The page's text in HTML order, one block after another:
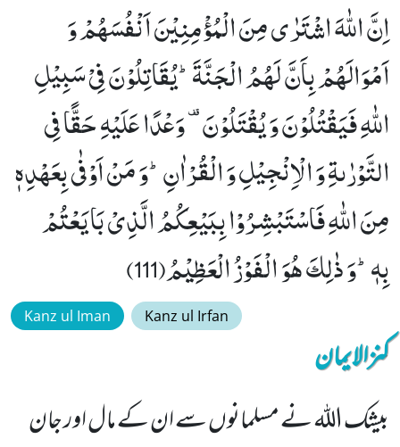
اِنَّ اللّٰهَ اشْتَرٰى مِنَ الْمُؤْمِنِیْنَ اَنْفُسَهُمْ وَ
اَمْوَالَهُمْ بِاَنَّ لَهُمُ الْجَنَّةَؕ-یُقَاتِلُوْنَ فِیْ سَبِیْلِ
اللّٰهِ فَیَقْتُلُوْنَ وَ یُقْتَلُوْنَ- وَعْدًا عَلَیْهِ حَقًّا فِی
التَّوْرٰىةِ وَ الْاِنْجِیْلِ وَ الْقُرْاٰنِؕ-وَ مَنْ اَوْفٰى بِعَهْدِهٖ
مِنَ اللّٰهِ فَاسْتَبْشِرُوْا بِبَیْعِكُمُ الَّذِیْ بَایَعْتُمْ
بِهٖؕ-وَ ذٰلِكَ هُوَ الْفَوْزُ الْعَظِیْمُ(111)
Kanz ul Iman Kanz ul Irfan
کنزالایمان
بیشک اللہ نے مسلمانوں سے ان کے مال اور جان